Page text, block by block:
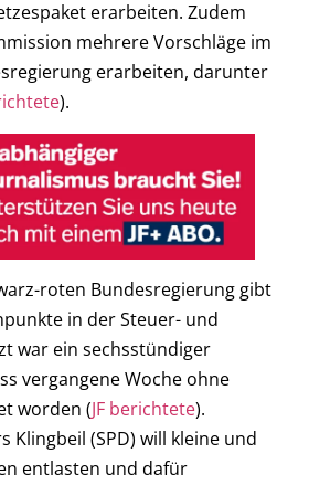
erarbeiten. Zudem
mehrere Vorschläge im
erarbeiten, darunter
).
roten Bundesregierung gibt
in der Steuer- und
war ein sechsstündiger
vergangene Woche ohne
worden (JF berichtete).
Klingbeil (SPD) will kleine und
entlasten und dafür